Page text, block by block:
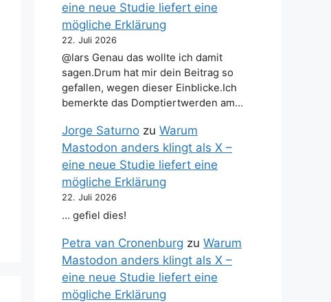
eine neue Studie liefert eine
mögliche Erklärung
22. Juli 2026
@lars Genau das wollte ich damit
sagen.Drum hat mir dein Beitrag so
gefallen, wegen dieser Einblicke.Ich
bemerkte das Domptiertwerden am…
Jorge Saturno zu Warum
Mastodon anders klingt als X –
eine neue Studie liefert eine
mögliche Erklärung
22. Juli 2026
… gefiel dies!
Petra van Cronenburg zu Warum
Mastodon anders klingt als X –
eine neue Studie liefert eine
mögliche Erklärung